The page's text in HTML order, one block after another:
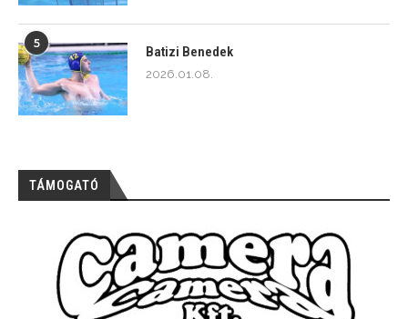
5
Batizi Benedek
2026.01.08.
TÁMOGATÓ